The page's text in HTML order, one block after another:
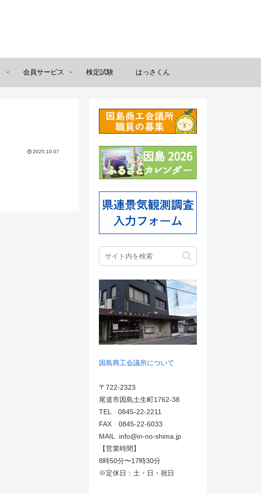
会員サービス 検定試験 はっさくん
2025.10.07
因島商工会議所について
〒722-2323
尾道市因島土生町1762-38
TEL 0845-22-2211
FAX 0845-22-6033
MAIL info@in-no-shima.jp
【営業時間】
8時50分〜17時30分
※定休日：土・日・祝日